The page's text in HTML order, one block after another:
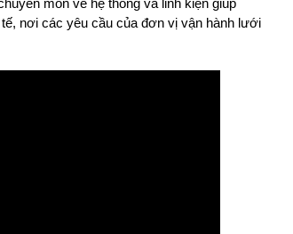
môn về hệ thống và linh kiện giúp
nơi các yêu cầu của đơn vị vận hành lưới